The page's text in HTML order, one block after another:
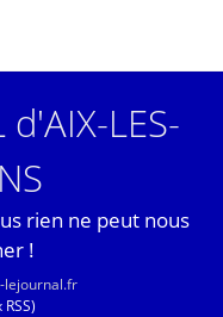
d'AIX-LES-
rien ne peut nous
!
lejournal.fr